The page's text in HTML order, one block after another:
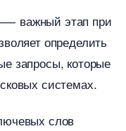
важный этап при
определить
запросы, которые
системах.​
сло